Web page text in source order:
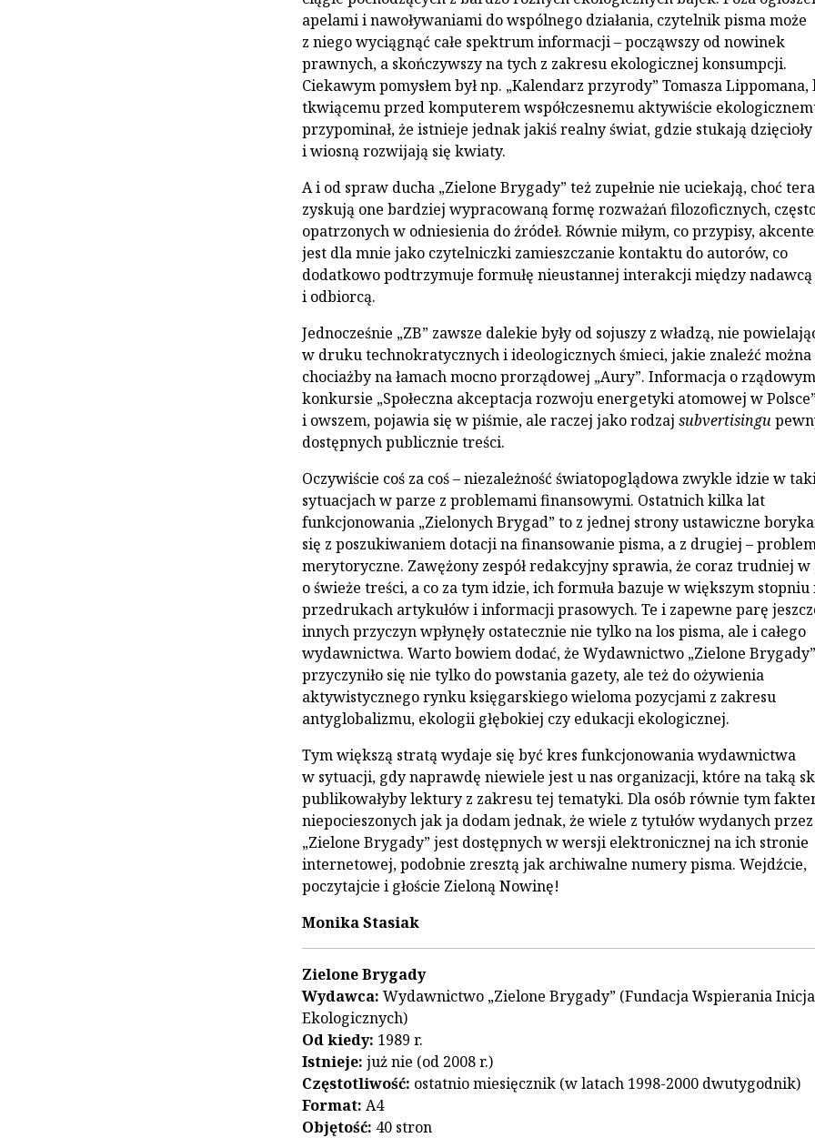
apelami i nawoływaniami do wspólnego działania, czytelnik pisma może
z niego wyciągnąć całe spektrum informacji – począwszy od nowinek
prawnych, a skończywszy na tych z zakresu ekologicznej konsumpcji.
Ciekawym pomysłem był np. „Kalendarz przyrody” Tomasza
tkwiącemu przed komputerem współczesnemu aktywiście
przypominał, że istnieje jednak jakiś realny świat, gdzie stukają dzięcioły
i wiosną rozwijają się kwiaty.
A i od spraw ducha „Zielone Brygady” też zupełnie nie uciekają, choć
zyskują one bardziej wypracowaną formę rozważań filozoficznych,
opatrzonych w odniesienia do źródeł. Równie miłym, co przypisy,
jest dla mnie jako czytelniczki zamieszczanie kontaktu do autorów, co
dodatkowo podtrzymuje formułę nieustannej interakcji między nadawcą
i odbiorcą.
Jednocześnie „ZB” zawsze dalekie były od sojuszy z władzą, nie
w druku technokratycznych i ideologicznych śmieci, jakie znaleźć można
chociażby na łamach mocno prorządowej „Aury”. Informacja o rządowym
konkursie „Społeczna akceptacja rozwoju energetyki atomowej w
i owszem, pojawia się w piśmie, ale raczej jako rodzaj subvertisingu
dostępnych publicznie treści.
Oczywiście coś za coś – niezależność światopoglądowa zwykle idzie w
sytuacjach w parze z problemami finansowymi. Ostatnich kilka lat
funkcjonowania „Zielonych Brygad” to z jednej strony ustawiczne
się z poszukiwaniem dotacji na finansowanie pisma, a z drugiej –
merytoryczne. Zawężony zespół redakcyjny sprawia, że coraz trudniej w
o świeże treści, a co za tym idzie, ich formuła bazuje w większym stopniu
przedrukach artykułów i informacji prasowych. Te i zapewne parę
innych przyczyn wpłynęły ostatecznie nie tylko na los pisma, ale i całego
wydawnictwa. Warto bowiem dodać, że Wydawnictwo „Zielone Brygady”
przyczyniło się nie tylko do powstania gazety, ale też do ożywienia
aktywistycznego rynku księgarskiego wieloma pozycjami z zakresu
antyglobalizmu, ekologii głębokiej czy edukacji ekologicznej.
Tym większą stratą wydaje się być kres funkcjonowania wydawnictwa
w sytuacji, gdy naprawdę niewiele jest u nas organizacji, które na taką
publikowałyby lektury z zakresu tej tematyki. Dla osób równie tym
niepocieszonych jak ja dodam jednak, że wiele z tytułów wydanych przez
„Zielone Brygady” jest dostępnych w wersji elektronicznej na ich stronie
internetowej, podobnie zresztą jak archiwalne numery pisma. Wejdźcie,
poczytajcie i głoście Zieloną Nowinę!
Monika Stasiak
Zielone Brygady
Wydawca: Wydawnictwo „Zielone Brygady” (Fundacja Wspierania
Ekologicznych)
Od kiedy: 1989 r.
Istnieje: już nie (od 2008 r.)
Częstotliwość: ostatnio miesięcznik (w latach 1998-2000 dwutygodnik)
Format: A4
Objętość: 40 stron